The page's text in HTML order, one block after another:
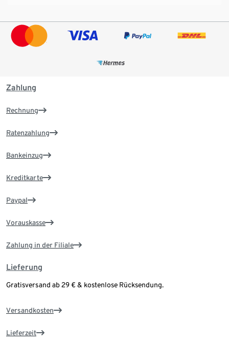
Zahlung
Rechnung
Ratenzahlung
Bankeinzug
Kreditkarte
Paypal
Vorauskasse
Zahlung in der Filiale
Lieferung
Gratisversand ab 29 € & kostenlose Rücksendung.
Versandkosten
Lieferzeit